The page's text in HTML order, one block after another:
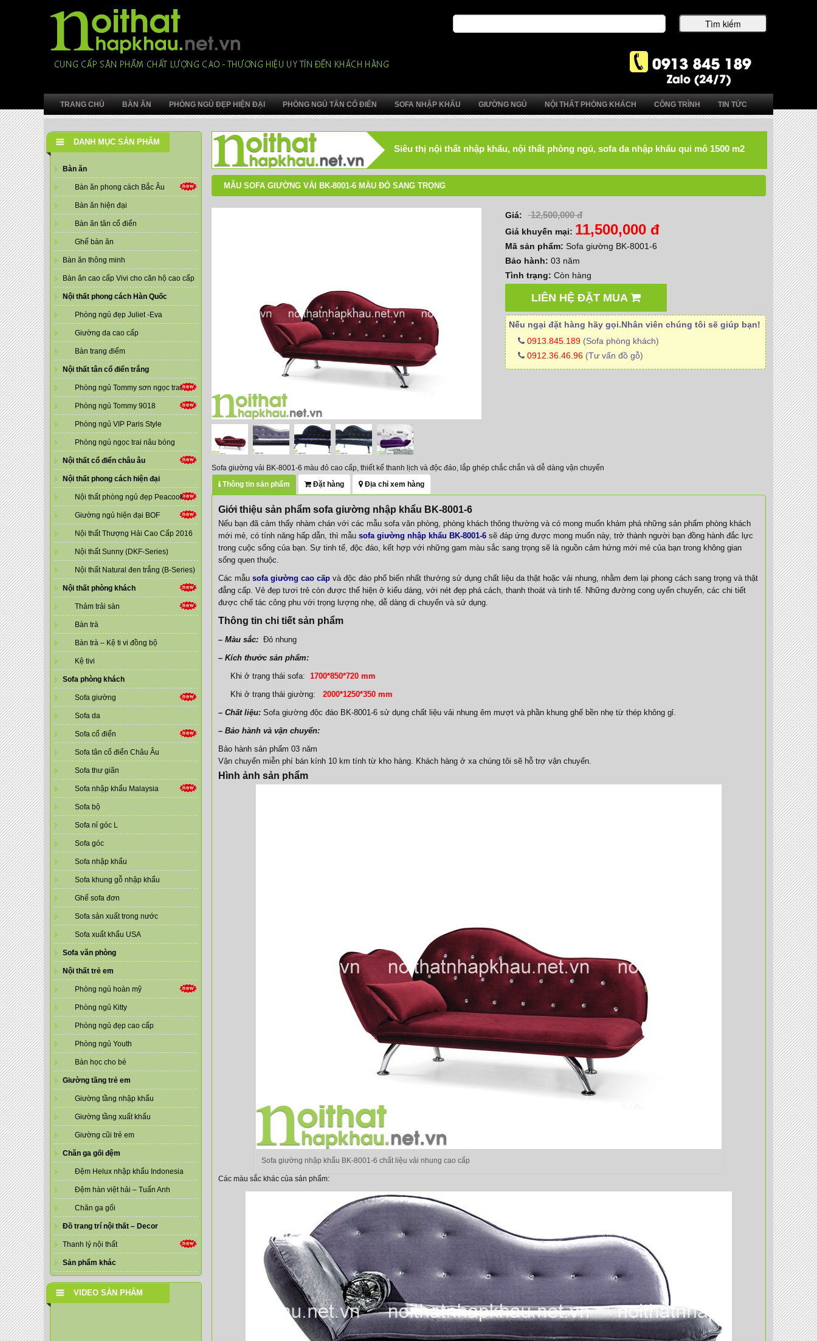
TRANG CHỦ BÀN ĂN PHÒNG NGỦ ĐẸP HIỆN ĐẠI PHÒNG NGỦ TÂN CỔ ĐIỂN SOFA NHẬP KHẨU GIƯỜNG NGỦ NỘI THẤT PHÒNG KHÁCH CÔNG TRÌNH TIN TỨC
DANH MỤC SẢN PHẨM
Bàn ăn
Bàn ăn phong cách Bắc Âu
Bàn ăn hiện đại
Bàn ăn tân cổ điển
Ghế bàn ăn
Bàn ăn thông minh
Bàn ăn cao cấp Vivi cho căn hộ cao cấp
Nội thất phong cách Hàn Quốc
Phòng ngủ đẹp Juliet -Eva
Giường da cao cấp
Bàn trang điểm
Nội thất tân cổ điển trắng
Phòng ngủ Tommy sơn ngọc trai
Phòng ngủ Tommy 9018
Phòng ngủ VIP Paris Style
Phòng ngủ ngọc trai nâu bóng
Nội thất cổ điển châu âu
Nội thất phong cách hiện đại
Nội thất phòng ngủ đẹp Peacook
Giường ngủ hiện đại BOF
Nội thất Thượng Hải Cao Cấp 2016
Nội thất Sunny (DKF-Series)
Nội thất Natural đen trắng (B-Series)
Nội thất phòng khách
Thảm trải sàn
Bàn trà
Bàn trà – Kệ ti vi đồng bộ
Kệ tivi
Sofa phòng khách
Sofa giường
Sofa da
Sofa cổ điển
Sofa tân cổ điển Châu Âu
Sofa thư giãn
Sofa nhập khẩu Malaysia
Sofa bộ
Sofa nỉ góc L
Sofa góc
Sofa nhập khẩu
Sofa khung gỗ nhập khẩu
Ghế sofa đơn
Sofa sản xuất trong nước
Sofa xuất khẩu USA
Sofa văn phòng
Nội thất trẻ em
Phòng ngủ hoàn mỹ
Phòng ngủ Kitty
Phòng ngủ đẹp cao cấp
Phòng ngủ Youth
Bàn học cho bé
Giường tầng trẻ em
Giường tầng nhập khẩu
Giường tầng xuất khẩu
Giường cũi trẻ em
Chăn ga gối đệm
Đệm Helux nhập khẩu Indonesia
Đệm hàn việt hải – Tuấn Anh
Chăn ga gối
Đồ trang trí nội thất – Decor
Thanh lý nội thất
Sản phẩm khác
VIDEO SẢN PHẨM
Siêu thị nội thất nhập khẩu, nội thất phòng ngủ, sofa da nhập khẩu qui mô 1500 m2
MẪU SOFA GIƯỜNG VẢI BK-8001-6 MÀU ĐỎ SANG TRỌNG
Giá: 12,500,000 đ
Giá khuyến mại: 11,500,000 đ
Mã sản phẩm: Sofa giường BK-8001-6
Bảo hành: 03 năm
Tình trạng: Còn hàng
LIÊN HỆ ĐẶT MUA
Nếu ngại đặt hàng hãy gọi.Nhân viên chúng tôi sẽ giúp bạn!
0913.845.189(Sofa phòng khách)
0912.36.46.96(Tư vấn đồ gỗ)
Sofa giường vải BK-8001-6 màu đỏ cao cấp, thiết kế thanh lịch và độc đáo, lắp ghép chắc chắn và dễ dàng vận chuyển
Thông tin sản phẩm
Đặt hàng Địa chỉ xem hàng
Giới thiệu sản phẩm sofa giường nhập khẩu BK-8001-6
Nếu bạn đã cảm thấy nhàm chán với các mẫu sofa văn phòng, phòng khách thông thường và có mong muốn khám phá những sản phẩm phòng khách
mới mẻ, có tính năng hấp dẫn, thì mẫu sofa giường nhập khẩu BK-8001-6 sẽ đáp ứng được mong muốn này, trở thành người bạn đồng hành đắc lực
trong cuộc sống của bạn. Sự tinh tế, độc đáo, kết hợp với những gam màu sắc sang trọng sẽ là nguồn cảm hứng mới mẻ của bạn trong không gian
sống quen thuộc.
Các mẫu sofa giường cao cấp và độc đáo phổ biến nhất thướng sử dụng chất liệu da thật hoặc vải nhung, nhằm đem lại phong cách sang trọng và thật
đẳng cấp. Vẻ đẹp tươi trẻ còn được thể hiện ở kiểu dáng, với nét đẹp phá cách, thanh thoát và tinh tế. Những đường cong uyển chuyển, các chi tiết
được chế tác công phu với trọng lượng nhẹ, dễ dàng di chuyển và sử dụng.
Thông tin chi tiết sản phẩm
– Màu sắc: Đỏ nhung
– Kích thước sản phẩm:
Khi ở trạng thái sofa: 1700*850*720 mm
Khi ở trạng thái giường: 2000*1250*350 mm
– Chất liệu: Sofa giường độc đáo BK-8001-6 sử dụng chất liệu vải nhung êm mượt và phần khung ghế bền nhẹ từ thép không gỉ.
– Bảo hành và vận chuyển:
Bảo hành sản phẩm 03 năm
Vận chuyển miễn phí bán kính 10 km tính từ kho hàng. Khách hàng ở xa chúng tôi sẽ hỗ trợ vận chuyển.
Hình ảnh sản phẩm
Sofa giường nhập khẩu BK-8001-6 chất liệu vải nhung cao cấp
Các màu sắc khác của sản phẩm: